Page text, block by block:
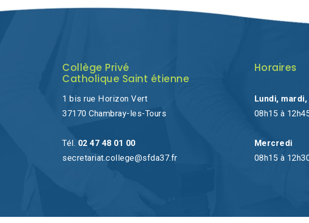
Collège Privé
Catholique Saint étienne
1 bis rue Horizon Vert
37170 Chambray-les-Tours
Tél. 02 47 48 01 00
secretariat.college@sfda37.fr
Horaires
Lundi,
08h15 à
Mercredi
08h15 à